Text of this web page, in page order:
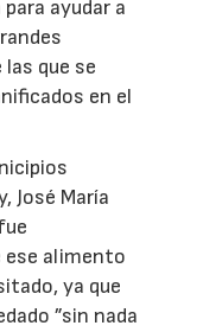
ayudar a
que se
en el
José María
ese alimento
ya que
”sin nada